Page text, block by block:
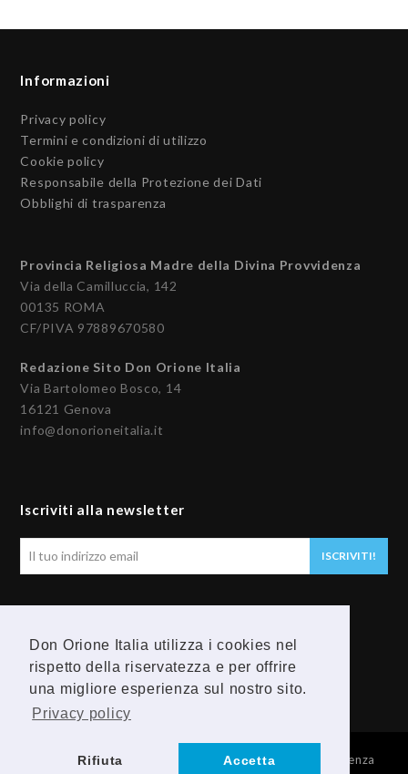
Don Orione Italia utilizza i cookies nel
rispetto della riservatezza e per offrire
una migliore esperienza sul nostro sito.
Privacy policy
Rifiuta Accetta
Informazioni
Privacy policy
Termini e condizioni di utilizzo
Cookie policy
Responsabile della Protezione dei Dati
Obblighi di trasparenza
Provincia Religiosa Madre della Divina Provvidenza
Via della Camilluccia, 142
00135 ROMA
CF/PIVA 97889670580
Redazione Sito Don Orione Italia
Via Bartolomeo Bosco, 14
16121 Genova
info@donorioneitalia.it
Iscriviti alla newsletter
ISCRIVITI!
F
Y
o
t
© 2026 Provincia Religiosa Madre della Divina Provvidenza